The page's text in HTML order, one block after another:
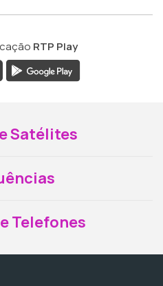
RTP Play
Satélites
Telefones